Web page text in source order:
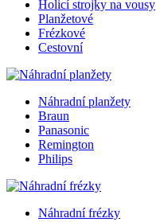
Holicí strojky na vousy
Planžetové
Frézkové
Cestovní
Náhradní planžety
Braun
Panasonic
Remington
Philips
Náhradní frézky